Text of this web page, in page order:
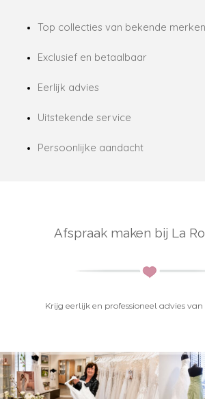
Top collecties van bekende merken
Exclusief en betaalbaar
Eerlijk advies
Uitstekende service
Persoonlijke aandacht
Afspraak maken bij La
Krijg eerlijk en professioneel advies